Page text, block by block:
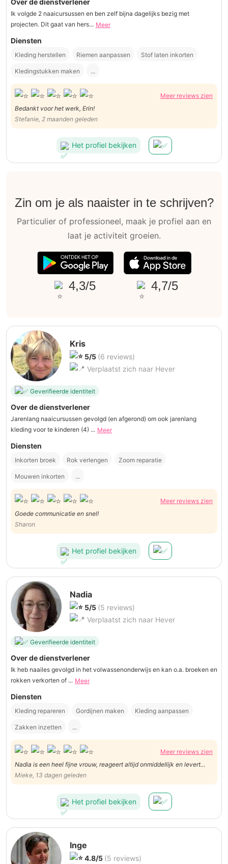
Over de dienstverlener
Ik volgde 2 naaicursussen en ben zelf bijna dagelijks bezig met
projecten. Dit gaat van hers... Meer
Diensten
Kleding herstellen Riemen aanpassen Stof laten inkorten
Kledingstukken maken ...
Meer reviews zien
Bedankt voor het werk, Erin!
Stefanie, 2 maanden geleden
Het profiel bekijken
Zin om je als naaister in te schrijven?
Particulier of professioneel, maak je profiel aan en
laat je activiteit groeien.
4,3/5 4,7/5
Kris
5/5 (6 reviews)
Verplaatst zich naar Hever
Geverifieerde identiteit
Over de dienstverlener
Jarenlang naaicursussen gevolgd (en afgerond) om ook jarenlang
kleding voor te kinderen (4) ... Meer
Diensten
Inkorten broek Rok verlengen Zoom reparatie
Mouwen inkorten ...
Meer reviews zien
Goede communicatie en snel!
Sharon
Het profiel bekijken
Nadia
5/5 (5 reviews)
Verplaatst zich naar Hever
Geverifieerde identiteit
Over de dienstverlener
Ik heb naailes gevolgd in het volwassenonderwijs en kan o.a. broeken en
rokken verkorten of ... Meer
Diensten
Kleding repareren Gordijnen maken Kleding aanpassen
Zakken inzetten ...
Meer reviews zien
Nadia is een heel fijne vrouw, reageert altijd onmiddellijk en levert
prima werk. Hopelijk heeft ze in de toekomst nog tijd om voor mij nog
wat te werken! Veel dank Nadia!
Mieke, 13 dagen geleden
Het profiel bekijken
Inge
4.8/5 (5 reviews)